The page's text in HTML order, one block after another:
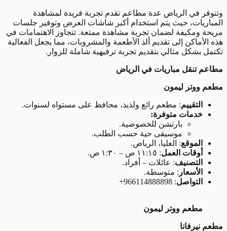
وتتوفر في الرياض عدة مطاعم تقدم تجربة فريدة لمشاهدة
المباريات، حيث يتم استخدام أكبر شاشات العرض وتوفير جلسات
مريحة ومكيفة لضمان تجربة مشاهدة ممتعة. تتجاوز الاهتمامات في
هذه الأماكن إلى تقديم ألذ الأطعمة والمشروبات، مما يجعل الفعالية
تكتمل بشكل مثالي بتقديم تجربة ترفيهية شاملة للزوار.
مطاعم تنقل مباريات في الرياض
مطعم ووتر ليمون
التقييم: مطعم رائع ولذيذ، محافظ على مستواه لسنوات.
خدمات متوفرة:
بارتشن للخصوصية.
موسيقى حية حسب الطلب.
الموقع: العليا، الرياض.
أوقات العمل: ١١:١٥ ص – ١:٣٠ ص.
التصنيف: عائلات – أفراد.
الأسعار : متوسطة.
التواصل: 966114888898+
مطعم ووتر ليمون
مطعم نيرفانا